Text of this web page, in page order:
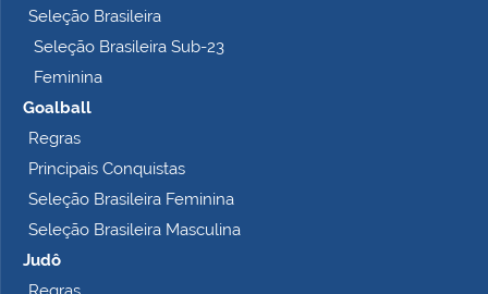
t
Seleção Brasileira
Seleção Brasileira Sub-23
Feminina
Goalball
Regras
Principais Conquistas
Seleção Brasileira Feminina
Seleção Brasileira Masculina
Judô